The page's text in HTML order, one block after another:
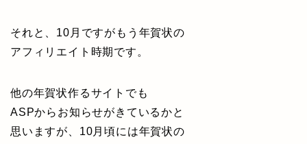
それと、10月ですがもう年賀状の
アフィリエイト時期です。
他の年賀状作るサイトでも
ASPからお知らせがきているかと
思いますが、10月頃には年賀状の